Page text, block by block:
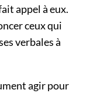
appel à eux.
ceux qui
verbales à
agir pour